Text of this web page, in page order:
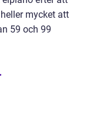
mycket att
59 och 99